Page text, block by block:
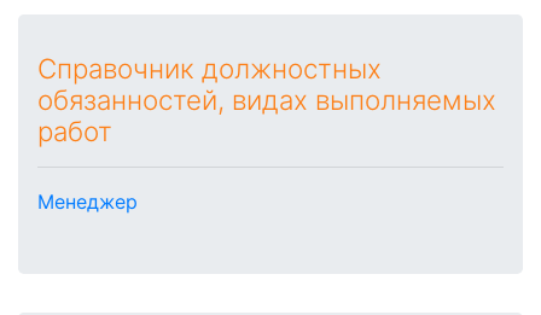
Справочник должностных
обязанностей, видах выполняемых
работ
Менеджер